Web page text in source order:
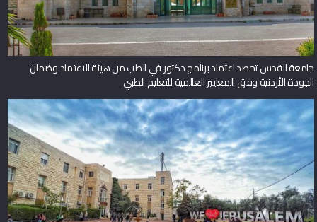
جامعة القدس تحصد اعتماد برنامج دكتور في الطب من هيئة الاعتماد وضمان
الجودة الأردنية وفق المعايير العالمية للتعليم الطبي